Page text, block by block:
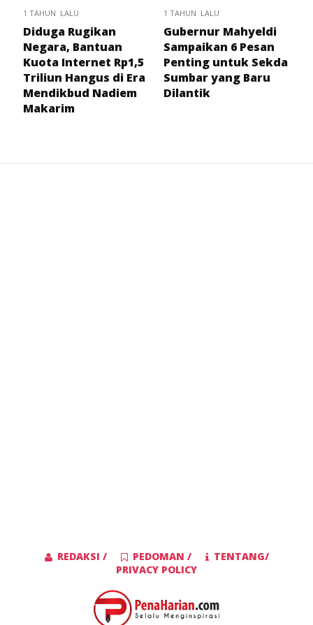
1 TAHUN LALU
Diduga Rugikan
Negara, Bantuan
Kuota Internet Rp1,5
Triliun Hangus di Era
Mendikbud Nadiem
Makarim
1 TAHUN LALU
Gubernur Mahyeldi
Sampaikan 6 Pesan
Penting untuk Sekda
Sumbar yang Baru
Dilantik
REDAKSI / PEDOMAN /
TENTANG/
PRIVACY POLICY